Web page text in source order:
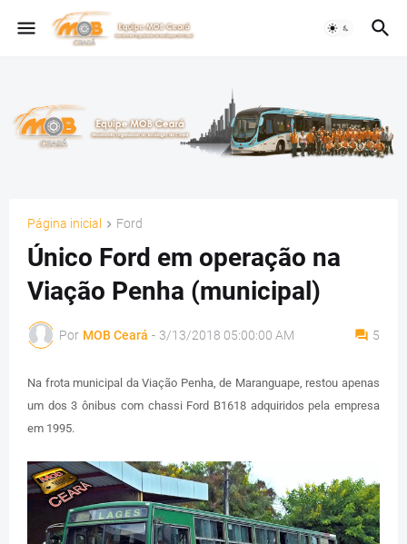
Página inicial Ford
Único Ford em operação na
Viação Penha (municipal)
Por MOB Ceará - 3/13/2018 05:00:00 AM 5
Na frota municipal da Viação Penha, de Maranguape, restou apenas
um dos 3 ônibus com chassi Ford B1618 adquiridos pela empresa
em 1995.